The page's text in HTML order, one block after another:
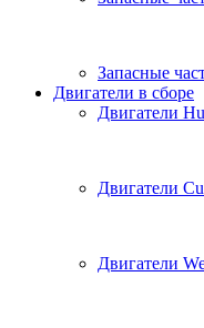
Запасные
Двигатели в сборе
Двигатели
Двигатели
Двигатели